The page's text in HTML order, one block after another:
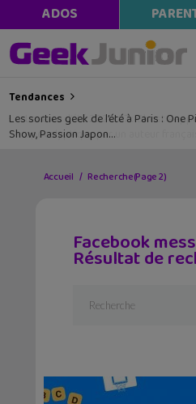
ADOS
Tendances
Les sorties geek de l’été à Paris : One
Show, Passion Japon…
Accueil Recherche(Page 2)
Facebook
Résultat de